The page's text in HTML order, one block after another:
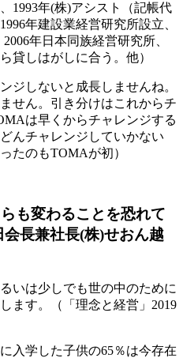
1993年(株)アシスト（記帳代
年建設業経営研究所設立、
年日本同族経営研究所、
貸しはがしに合う。他）
ジしないと成長しませんね。
せん。引き分けはこれからチ
は早くからチャレンジする
んチャレンジしていかない
たのもTOMAが初）
も変わることを恐れて
長兼社長(株)せおん越
いは少しでも世の中のために
ます。（「理念と経営」2019
入学した子供の65％は今存在